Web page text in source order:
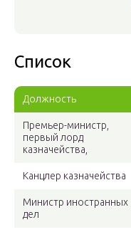
Список
Должность
Премьер-министр,
первый лорд
казначейства,
Канцлер казначейства
Министр иностранных
дел